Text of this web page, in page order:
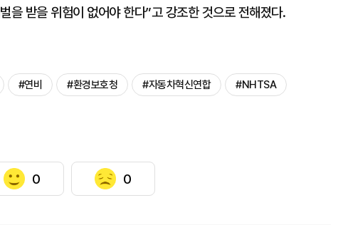
을 받을 위험이 없어야 한다”고 강조한 것으로 전해졌다.
#연비 #환경보호청 #자동차혁신연합 #NHTSA
0 0